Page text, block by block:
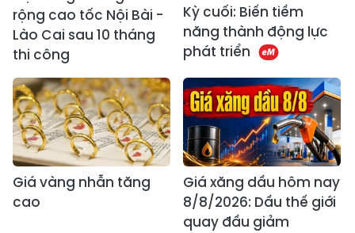
rộng cao tốc Nội Bài -
Lào Cai sau 10 tháng
thi công
Kỳ cuối: Biến tiềm
năng thành động lực
phát triển
Giá vàng nhẫn tăng
cao
Giá xăng dầu hôm nay
8/8/2026: Dầu thế giới
quay đầu giảm